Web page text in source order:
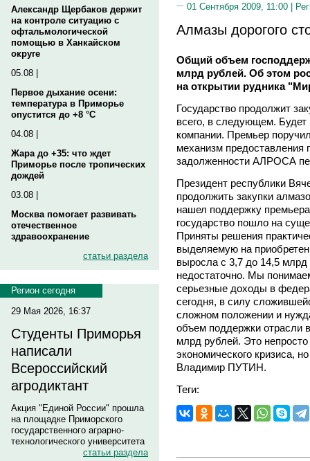
Александр Щербаков держит
на контроле ситуацию с
офтальмологической
помощью в Ханкайском
округе
05.08 |
Первое дыхание осени:
температура в Приморье
опустится до +8 °C
04.08 |
Жара до +35: что ждет
Приморье после тропических
дождей
03.08 |
Москва помогает развивать
отечественное
здравоохранение
статьи раздела
Регион сегодня
29 Мая 2026, 16:37
Студенты Приморья
написали
Всероссийский
агродиктант
Акция "Единой России" прошла
на площадке Приморского
государственного аграрно-
технологического университета
статьи раздела
01 Сентября 2009, 11:00 |
Алмазы дорогого
Общий объем
млрд рублей. Об этом
на открытии рудника
Государство продолжит
всего, в следующем. Будет
компании. Премьер
механизм предоставления
задолженности АЛРОСА
Президент республики
продолжить закупки
нашел поддержку
государство пошло на
Приняты решения
выделяемую на
выросла с 3,7 до 14,5
недостаточно. Мы
серьезные доходы в
сегодня, в силу
сложном положении и
объем поддержки отрасли
млрд рублей. Это
экономического кризиса,
Владимир ПУТИН.
Теги: